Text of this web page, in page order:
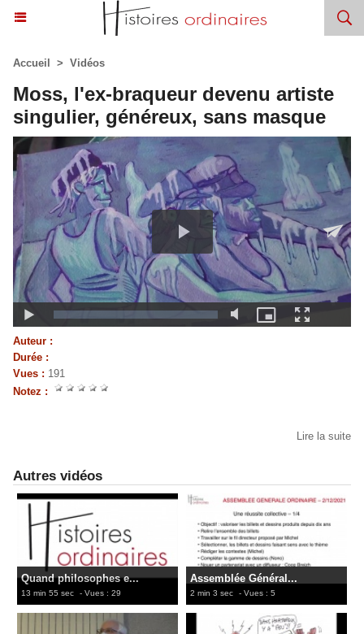
Accueil > Vidéos
Moss, l'ex-braqueur devenu artiste
singulier, généreux, sans masque
Auteur :
Durée :
Vues : 191
Notez :
Lire la suite
Autres vidéos
Quand philosophes e...
13 min 55 sec - Vues : 29
Assemblée Général...
2 min 3 sec - Vues : 5